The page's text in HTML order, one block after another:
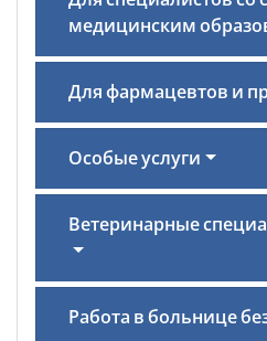
медицинским
Для фармацевтов и
Особые услуги
Ветеринарные
Работа в больнице